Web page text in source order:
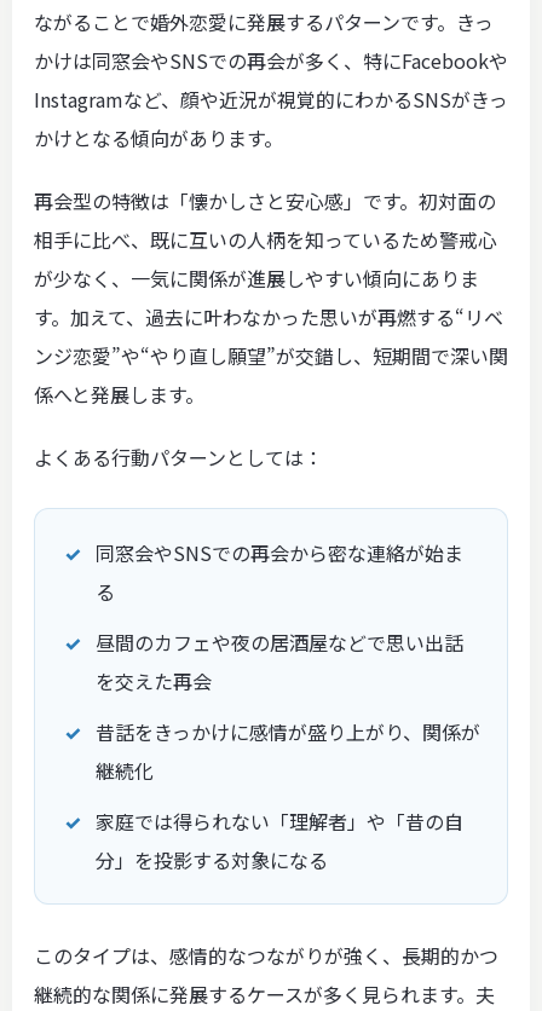
ながることで婚外恋愛に発展するパターンです。きっ
かけは同窓会やSNSでの再会が多く、特にFacebookや
Instagramなど、顔や近況が視覚的にわかるSNSがきっ
かけとなる傾向があります。
再会型の特徴は「懐かしさと安心感」です。初対面の
相手に比べ、既に互いの人柄を知っているため警戒心
が少なく、一気に関係が進展しやすい傾向にありま
す。加えて、過去に叶わなかった思いが再燃する“リベ
ンジ恋愛”や“やり直し願望”が交錯し、短期間で深い関
係へと発展します。
よくある行動パターンとしては：
同窓会やSNSでの再会から密な連絡が始ま
る
昼間のカフェや夜の居酒屋などで思い出話
を交えた再会
昔話をきっかけに感情が盛り上がり、関係が
継続化
家庭では得られない「理解者」や「昔の自
分」を投影する対象になる
このタイプは、感情的なつながりが強く、長期的かつ
継続的な関係に発展するケースが多く見られます。夫